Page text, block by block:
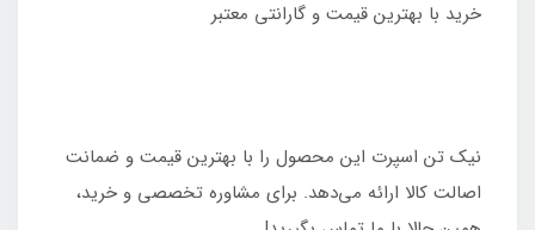
خرید با بهترین قیمت و گارانتی معتبر
نیک تن اسپرت این محصول را با بهترین قیمت و ضمانت
اصالت کالا ارائه می‌دهد. برای مشاوره تخصصی و خرید،